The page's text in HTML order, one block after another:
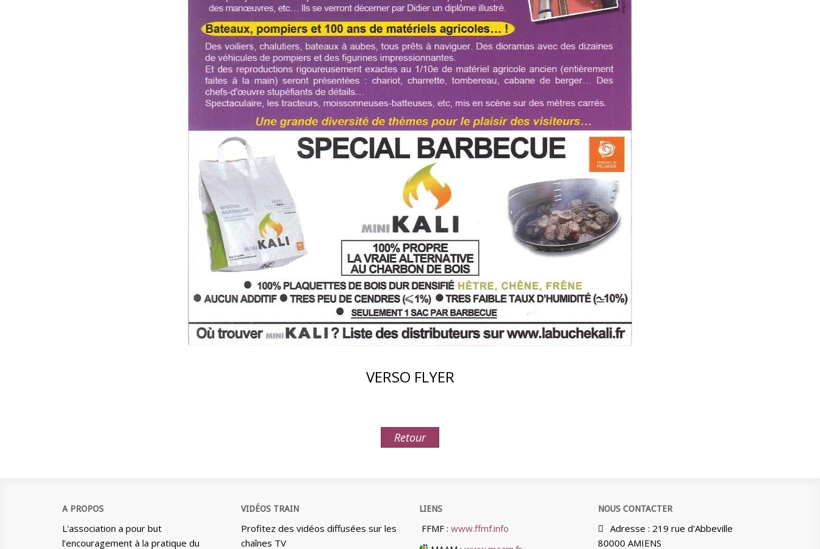
VERSO FLYER
Retour
A PROPOS
L'association a pour but
l’encouragement à la pratique du
VIDÉOS TRAIN
Profitez des vidéos diffusées sur les
chaînes TV
LIENS
FFMF : www.ffmf.info
NOUS CONTACTER
Adresse : 219 rue d'Abbeville
80000 AMIENS